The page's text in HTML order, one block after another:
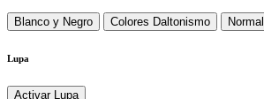
Blanco y Negro Colores Daltonismo Normal
Lupa
Activar Lupa